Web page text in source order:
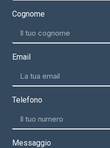
Cognome
Email
Telefono
Messaggio